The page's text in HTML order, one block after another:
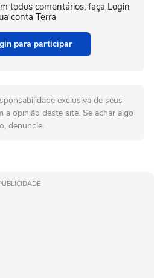
todos comentários, faça Login
conta Terra
para participar
exclusiva de seus
a opinião deste site. Se achar algo
denuncie.